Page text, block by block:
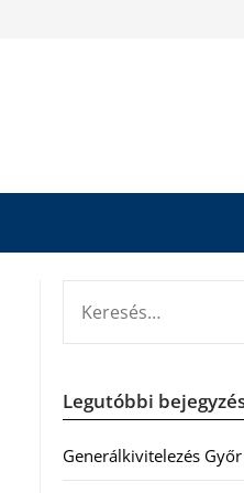
Legutóbbi
Generálkivitelezés